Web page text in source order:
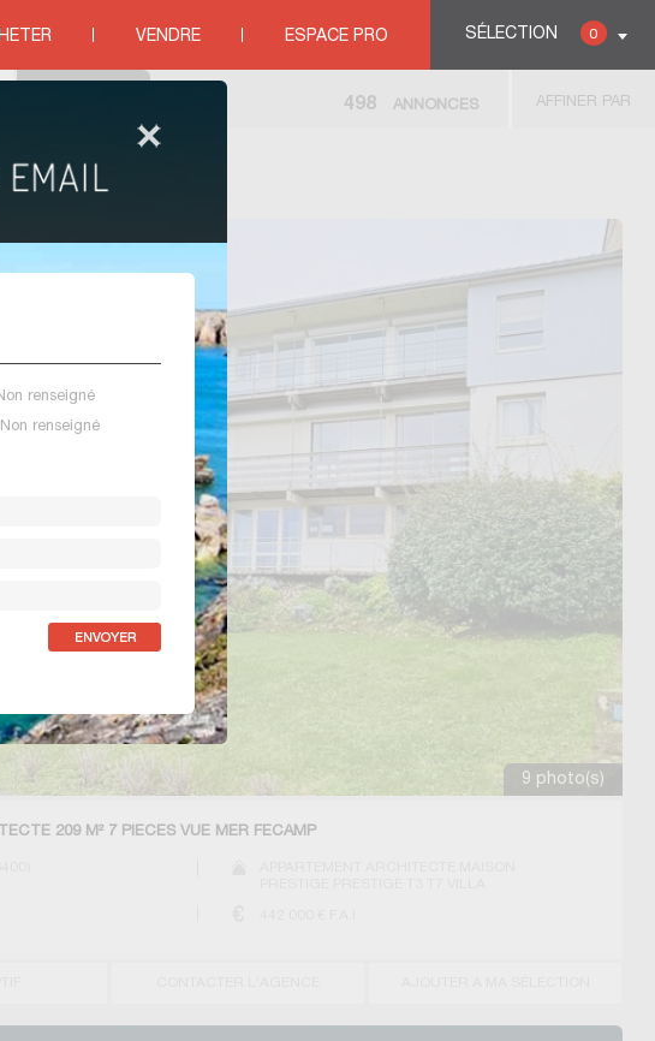
SÉLECTION 0
VENDRE ESPACE PRO
9 photo(s)
209 M² 7 PIECES VUE MER FECAMP
AFFINER PAR
498 ANNONCES
renseigné
renseigné